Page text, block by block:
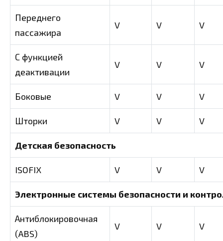
Переднего
пассажира
V V V
С функцией
деактивации
V V V
Боковые V V V
Шторки V V V
Детская безопасность
ISOFIX V V V
Электронные системы безопасности и
Антиблокировочная
(ABS)
V V V